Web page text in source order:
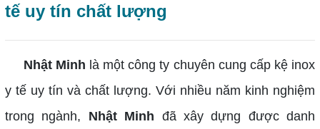
tế uy tín chất lượng
Nhật Minh là một công ty chuyên cung cấp kệ inox
y tế uy tín và chất lượng. Với nhiều năm kinh nghiệm
trong ngành, Nhật Minh đã xây dựng được danh